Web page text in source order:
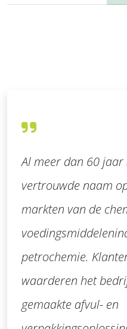
Al meer dan 60 jaar
vertrouwde naam
markten van de
petrochemie.
waarderen het
gemaakte afvul- en